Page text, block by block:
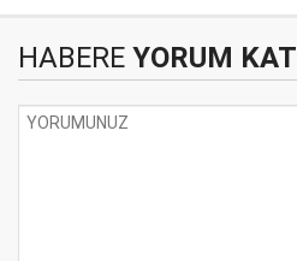
HABERE YORUM KAT